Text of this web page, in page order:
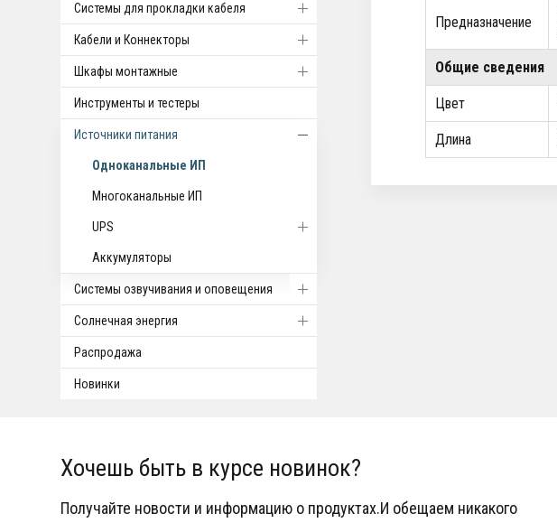
Системы для прокладки кабеля
Кабели и Коннекторы
Шкафы монтажные
Инструменты и тестеры
Источники питания
Одноканальные ИП
Многоканальные ИП
UPS
Аккумуляторы
Системы озвучивания и оповещения
Солнечная энергия
Распродажа
Новинки
Предназначение
Общие сведения
Цвет
Длина
Хочешь быть в курсе новинок?
Получайте новости и информацию о продуктах.И обещаем никакого